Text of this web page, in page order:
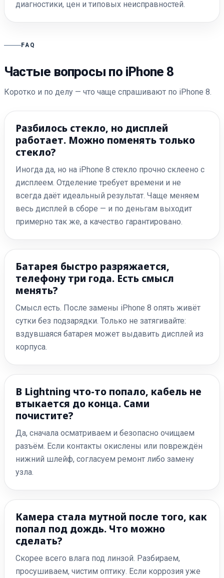
диагностики, цен и типовых неисправностей.
FAQ
Частые вопросы по iPhone 8
Коротко и по делу — что чаще спрашивают по iPhone 8.
Разбилось стекло, но дисплей
работает. Можно поменять только
стекло?
Иногда да, но на iPhone 8 стекло прочно склеено с
дисплеем. Отделение требует времени и не
всегда даёт идеальный результат. Чаще меняем
весь дисплей в сборе — и по деньгам выходит
примерно так же, а качество гарантировано.
Батарея быстро разряжается,
телефону три года. Есть смысл
менять?
Смысл есть. После замены iPhone 8 опять живёт
сутки без подзарядки. Только не затягивайте:
вздувшаяся батарея может выдавить дисплей из
корпуса.
В Lightning что-то попало, кабель не
втыкается до конца. Сами
почистите?
Да, сначала осматриваем и безопасно очищаем
разъём. Если контакты окислены или повреждён
нижний шлейф, согласуем ремонт либо замену
узла.
Камера стала мутной после того, как
попал под дождь. Что можно
сделать?
Скорее всего влага под линзой. Разбираем,
просушиваем, чистим оптику. Если коррозия уже